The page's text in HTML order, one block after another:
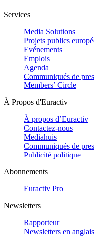
Services
Media Solutions
Projets publics
Evénements
Emplois
Agenda
Communiqués de
Members’ Circle
À Propos d'Euractiv
À propos d’Euractiv
Contactez-nous
Mediahuis
Communiqués de
Publicité politique
Abonnements
Euractiv Pro
Newsletters
Rapporteur
Newsletters en anglais